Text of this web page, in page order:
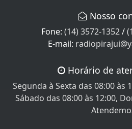
(14) 3572-1352/
E-mail:
Segunda à Sexta das 08:00 às
Sábado das 08:00 às 12:00,